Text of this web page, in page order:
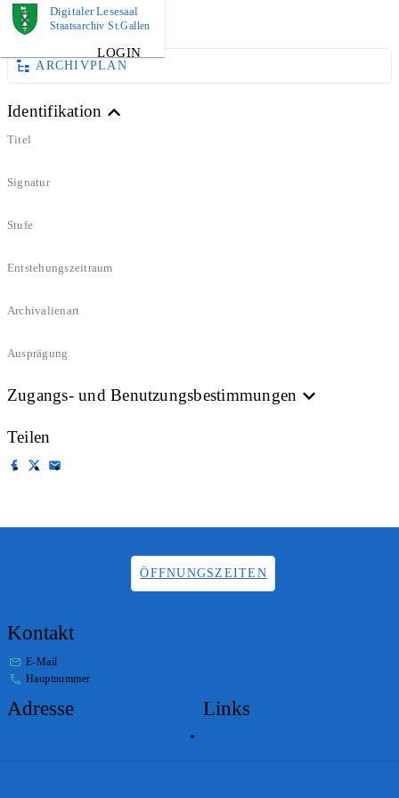
Digitaler Lesesaal
Staatsarchiv St.Gallen
LOGIN
DOKUMENT
ARCHIVPLAN
Identifikation
Titel
Signatur
Stufe
Entstehungszeitraum
Archivalienart
Ausprägung
Zugangs- und Benutzungsbestimmungen
Teilen
ÖFFNUNGSZEITEN
Kontakt
E-Mail
Hauptnummer
Adresse Links